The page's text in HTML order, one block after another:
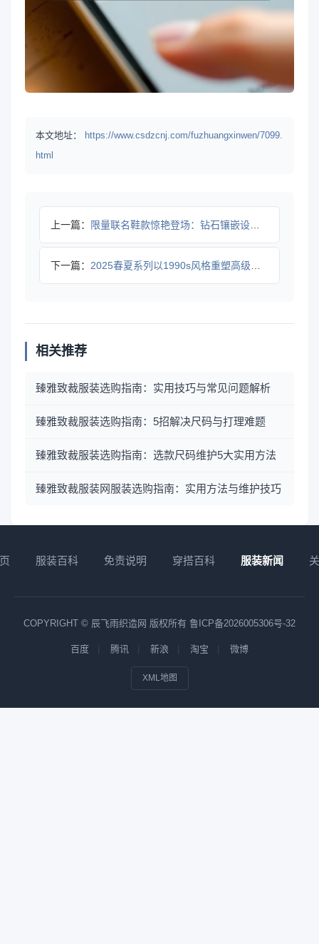
本文地址：
https://www.csdzcnj.com/fuzhuangxinwen/7099.
html
上一篇： 限量联名鞋款惊艳登场：钻石镶嵌设计如何诠释低调奢华？
下一篇： 2025春夏系列以1990s风格重塑高级日常穿搭
相关推荐
臻雅致裁服装选购指南：实用技巧与常见问题解析
臻雅致裁服装选购指南：5招解决尺码与打理难题
臻雅致裁服装选购指南：选款尺码维护5大实用方法
臻雅致裁服装网服装选购指南：实用方法与维护技巧
服装百科 免责说明 穿搭百科 服装新闻
COPYRIGHT © 辰飞雨织造网 版权所有 鲁ICP备2026005306号-32
百度 腾讯 新浪 淘宝 微博
XML地图